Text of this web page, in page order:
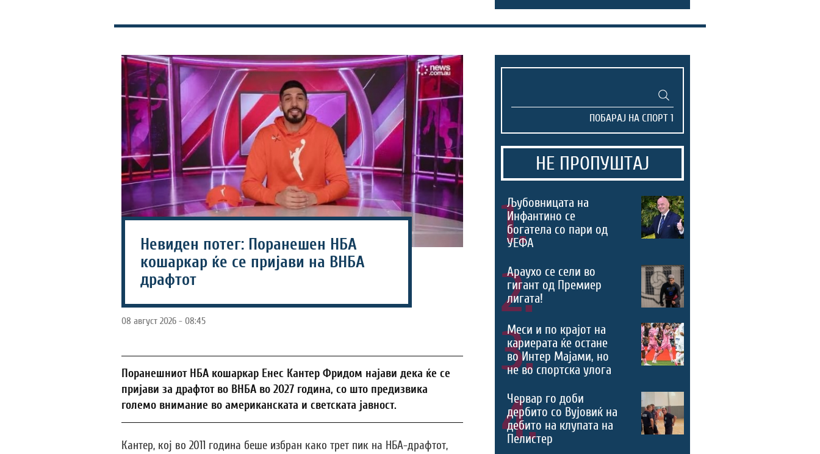
Невиден потег: Поранешен НБА
кошаркар ќе се пријави на ВНБА
драфтот
08 август 2026 - 08:45
Поранешниот НБА кошаркар Енес Кантер Фридом најави дека ќе се
пријави за драфтот во ВНБА во 2027 година, со што предизвика
големо внимание во американската и светската јавност.
Кантер, кој во 2011 година беше избран како трет пик на НБА-драфтот,
НЕ ПРОПУШТАЈ
1.
Љубовницата на
Инфантино се
богатела со пари од
УЕФА
2.
Араухо се сели во
гигант од Премиер
лигата!
3.
Меси и по крајот на
кариерата ќе остане
во Интер Мајами, но
не во спортска улога
4.
Червар го доби
дербито со Вујовиќ на
дебито на клупата на
Пелистер